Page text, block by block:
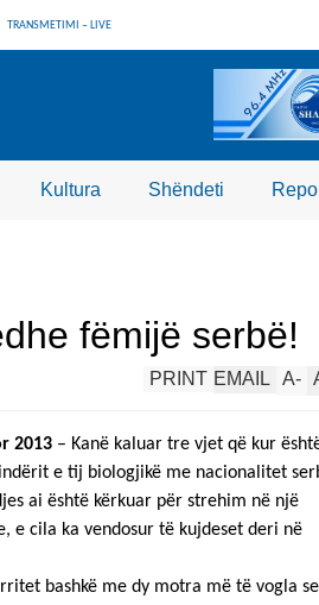
TRANSMETIMI – LIVE
Kultura Shëndeti
fëmijë serbë!
A-
EMAIL
PRINT
2013 – Kanë kaluar tre vjet që kur
e tij biologjikë me nacionalitet
ai është kërkuar për strehim në një
e cila ka vendosur të kujdeset deri në
bashkë me dy motra më të vogla